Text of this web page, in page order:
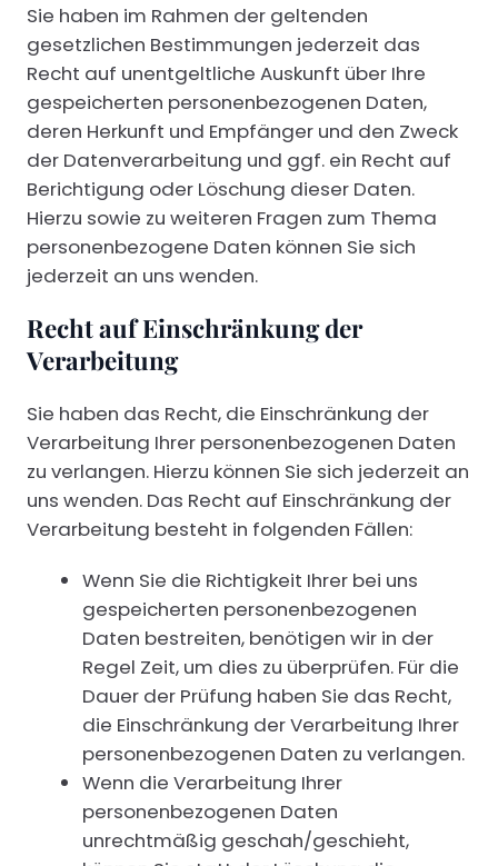
Sie haben im Rahmen der geltenden
gesetzlichen Bestimmungen jederzeit das
Recht auf unentgeltliche Auskunft über Ihre
gespeicherten personenbezogenen Daten,
deren Herkunft und Empfänger und den Zweck
der Datenverarbeitung und ggf. ein Recht auf
Berichtigung oder Löschung dieser Daten.
Hierzu sowie zu weiteren Fragen zum Thema
personenbezogene Daten können Sie sich
jederzeit an uns wenden.
Recht auf Einschränkung der
Verarbeitung
Sie haben das Recht, die Einschränkung der
Verarbeitung Ihrer personenbezogenen Daten
zu verlangen. Hierzu können Sie sich jederzeit an
uns wenden. Das Recht auf Einschränkung der
Verarbeitung besteht in folgenden Fällen:
Wenn Sie die Richtigkeit Ihrer bei uns
gespeicherten personenbezogenen
Daten bestreiten, benötigen wir in der
Regel Zeit, um dies zu überprüfen. Für die
Dauer der Prüfung haben Sie das Recht,
die Einschränkung der Verarbeitung Ihrer
personenbezogenen Daten zu verlangen.
Wenn die Verarbeitung Ihrer
personenbezogenen Daten
unrechtmäßig geschah/geschieht,